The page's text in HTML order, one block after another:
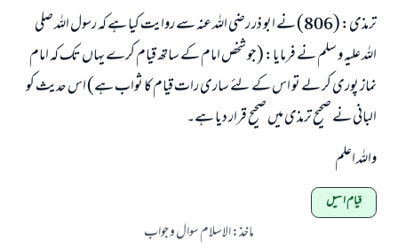
ترمذی: (806) نے ابو ذر رضی اللہ عنہ سے روایت کیا ہے کہ رسول اللہ صلی
اللہ علیہ و سلم نے فرمایا: (جو شخص امام کے ساتھ قیام کرے یہاں تک کہ امام
نماز پوری کر لے تو اس کے لئے ساری رات قیام کا ثواب ہے) اس حدیث کو
البانی نے صحیح ترمذی میں صحیح قرار دیا ہے۔
واللہ اعلم
قیام اللیل
ماخذ:الاسلام سوال و جواب